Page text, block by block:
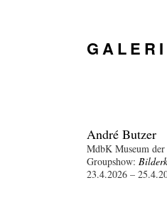
André Butzer
MdbK Museum
Groupshow:
23.4.2026 –